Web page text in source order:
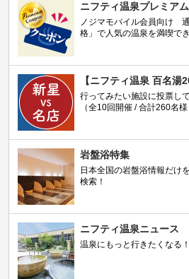
ニフティ温泉プレミア
ノジマモバイル会員向け
格」で人気の温泉を満喫で
【ニフティ温泉 百名湯
行ってみたい施設に投票し
（全10回開催 / 合計260名様
岩盤浴特集
日本全国の岩盤浴情報だけ
検索！
ニフティ温泉ニュース
温泉にもっと行きたくなる